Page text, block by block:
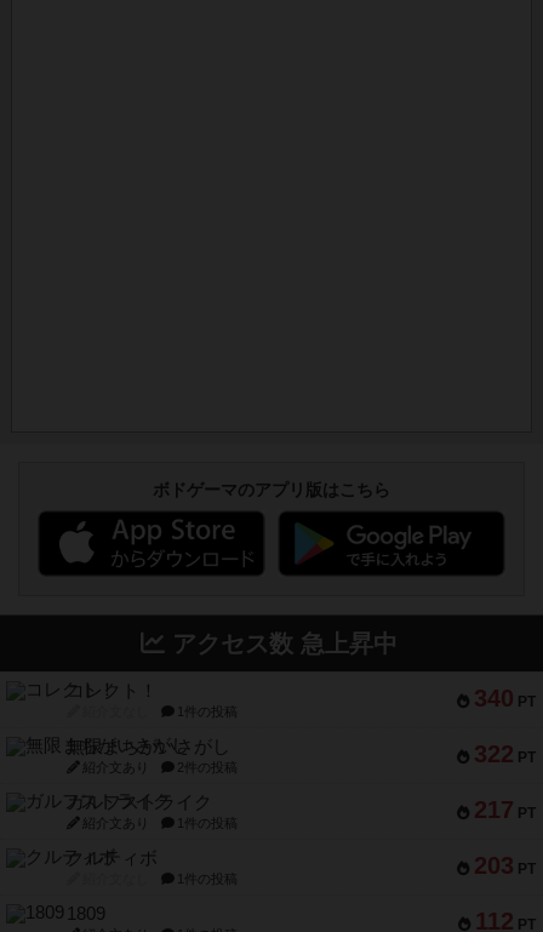
ボドゲーマのアプリ版はこちら
アクセス数 急上昇中
340 PT
コレクト！
1件の投稿
322 PT
無限まちがいさがし
紹介文あり 2件の投稿
217 PT
ガルフストライク
紹介文あり 1件の投稿
203 PT
クルティボ
1件の投稿
112 PT
1809